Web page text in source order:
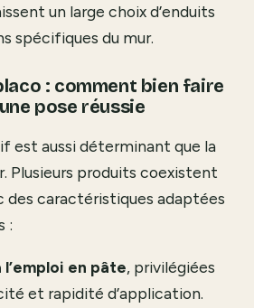
un large choix d’enduits
spécifiques du mur.
: comment bien faire
pose réussie
est aussi déterminant que la
Plusieurs produits coexistent
des caractéristiques adaptées
:
en pâte, privilégiées
et rapidité d’application.